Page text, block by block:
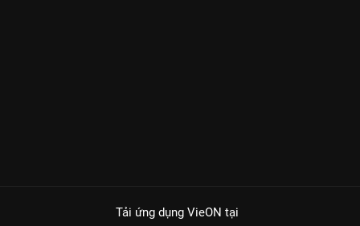
Tải ứng dụng VieON tại